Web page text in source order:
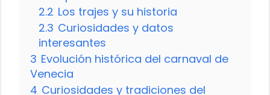
2.2 Los trajes y su historia
2.3 Curiosidades y datos
interesantes
3 Evolución histórica del carnaval de
Venecia
4 Curiosidades y tradiciones del